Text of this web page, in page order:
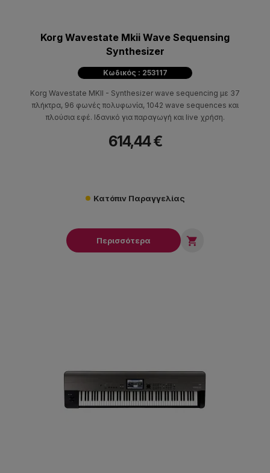
Korg Wavestate Mkii Wave Sequensing
Synthesizer
Κωδικός : 253117
Korg Wavestate MKII - Synthesizer wave sequencing με 37
πλήκτρα, 96 φωνές πολυφωνία, 1042 wave sequences και
πλούσια εφέ. Ιδανικό για παραγωγή και live χρήση.
614,44 €
Κατόπιν Παραγγελίας
Περισσότερα 